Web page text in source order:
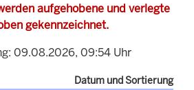
aufgehobene und verlegte
gekennzeichnet.
09.08.2026, 09:54 Uhr
Datum und Sortierung